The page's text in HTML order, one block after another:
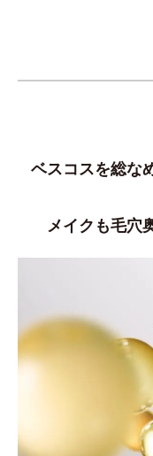
ベスコスを総な
メイクも毛穴